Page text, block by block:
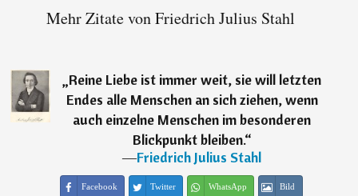
Mehr Zitate von Friedrich Julius Stahl
„Reine Liebe ist immer weit, sie will letzten
Endes alle Menschen an sich ziehen, wenn
auch einzelne Menschen im besonderen
Blickpunkt bleiben.“
―Friedrich Julius Stahl
Facebook Twitter WhatsApp Bild